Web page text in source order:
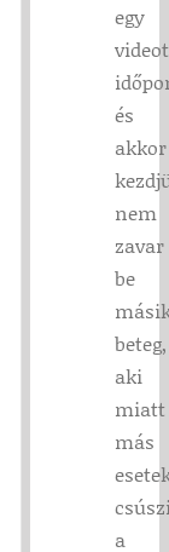
egy
és
akkor
nem
zavar
be
beteg,
aki
miatt
más
a